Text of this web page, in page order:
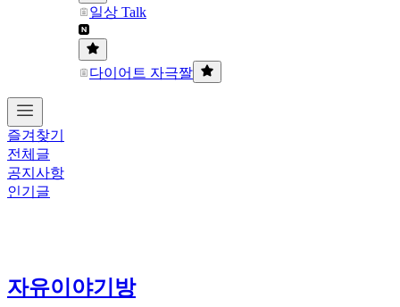
일상 Talk
다이어트 자극짤
즐겨찾기
전체글
공지사항
인기글
자유이야기방